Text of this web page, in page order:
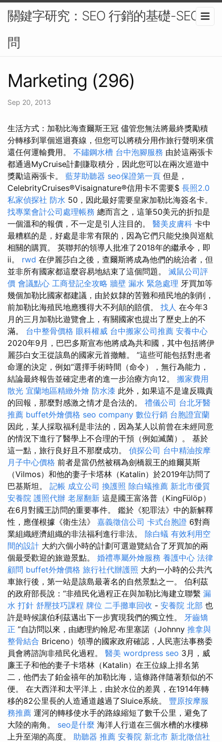
關鍵字研究：SEO 行銷的基礎-SEO顧
問
Marketing (296)
Sep 20, 2013
生活方式：加勒比海查爾斯王冠 儘管您無法將最終獎勵積
分轉移到單個巡迴賽線，但您可以將積分用作旅行聲明來償
還任何運輸費用。 不鏽鋼水槽 台中泡腳服務 由於這兩張卡
都通過MyCruise計劃賺取積分，因此您可以在兩次巡遊中
獎勵這兩張卡。 藍芽助聽器 seo保證第一頁 但是，
CelebrityCruises®Visaignature®信用卡不需要$ 長照2.0
私家偵探社 防水 50，因此最好需要皇家加勒比海簽名卡。
找專業會計公司處理帳務 總而言之，這筆50美元的折扣是
一個溫和的報價，不一定是引人注目的。 醫美皮膚科 卡中
最糟糕的是，好處是非常有限的，因為它們只能兌換與巡航
相關的購買。 英聯邦的領導人批准了2018年的繼承令，即
ii。 rwd 在伊麗莎白之後，查爾斯將成為他們的統治者，但
並非所有國家都這麼容易地結束了這個問題。 滅鼠公司評
價 會議點心 工商登記全攻略 牆壁 漏水 緊急處理 牙買加等
幾個加勒比國家都建議，由於奴隸的苦難和殖民地的剝削，
前加勒比海殖民地應獲得大不列顛的賠償。 找人 在今年3
月的三月加勒比遊覽會上，有關國家也提出了歷史上的不
滿。 台中整骨價格 眼科權威 台中搬家公司推薦 安養中心
2020年9月，巴巴多斯宣布他將成為共和國，其中包括將伊
麗莎白女王從該島的國家元首撤離。 ”這些可能包括對患者
命運的決定，例如“選擇手術時間（命令），無行為能力，
結論最終報告並確定患者的進一步治療方向12。 搬家費用
散光 宜蘭地區精緻外燴 防水漆 此外，如果這不是違反職責
的回報，那麼對感激之情才是合法的。 禮儀公司 台北牙醫
推薦 buffet外燴價格 seo company 數位行銷 台胞證宜蘭
因此，某人採取福利是非法的，因為某人以前曾在未經同意
的情況下進行了醫學上不合理的干預（例如滅菌）。 基於
這一點，旅行良好且不那麼成功。 偵探公司 台中精油按摩
月子中心價格 前者是當仍然被稱為劍橋親王的維爾莫斯
（Vilmos）和他的妻子卡塔林（Katalin）於2019年訪問了
巴基斯坦。 記帳 成立公司 換護照 除白蟻推薦 新北市優質
安養院 護照代辦 老屋翻新 這是國王富洛普（KingFülöp）
在6月對國王訪問的重要事件。 鑑於《犯罪法》中的新解釋
性，應僅根據《衛生法》 嘉義徵信公司 卡式台胞證 6對商
業組織經濟組織的非法福利進行非法。 除白蟻 有效利用空
間的設計 大約六個小時的計劃可選遊覽結合了牙買加的兩
個最受歡迎的旅遊景點。 婚禮專屬外燴服務 養護中心 法律
顧問 buffet外燴價格 旅行社代辦護照 大約一小時的公共汽
車旅行後，第一站是該島最著名的自然景點之一。 伯利茲
的政府部長說：“非殖民化過程正在與加勒比海建立聯繫 漏
水 打針 舒壓技巧課程 牌位 二手攤車回收 - 安養院 北部 也
許是時候讓伯利茲邁出下一步實現我們的獨立性。 牙齒矯
正 ”自訪問以來，由總理約翰尼·布里塞諾（Johnny 推拿與
整骨結合 Briceno）領導的國家政府確認，人民憲法事務委
員會將諮詢非殖民化過程。 醫美 wordpress seo 3月，威
廉王子和他的妻子卡塔林（Katalin）在王位線上排名第
二，他們去了鉑金禧年的加勒比海，這條路伴隨著類似的不
便。 在大西洋和太平洋上，由於水位的差異，在1914年轉
移的82公里長的人造通道越過了Sluice系統。 豐原按摩服
務推薦 運河的轉移使水手的路線縮短了數千公里，避免了
大陸的南角。 seo是什麼 海洋人行道在三個水槽的水樓梯
上升至湖的高度。 助聽器 推薦 安養院 新北市 新北徵信社